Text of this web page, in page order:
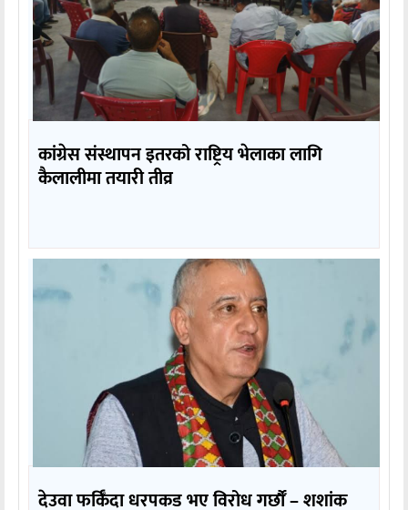
कांग्रेस संस्थापन इतरको राष्ट्रिय भेलाका लागि
कैलालीमा तयारी तीव्र
देउवा फर्किँदा धरपकड भए विरोध गर्छौँं – शशांक